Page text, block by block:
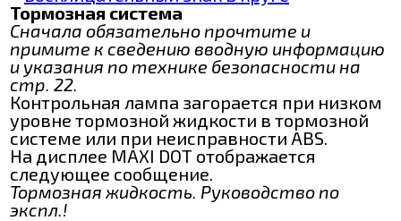
Тормозная система
Сначала обязательно прочтите и
примите к сведению вводную информацию
и указания по технике безопасности на
стр. 22.
Контрольная лампа загорается при низком
уровне тормозной жидкости в тормозной
системе или при неисправности ABS.
На дисплее MAXI DOT отображается
следующее сообщение.
Тормозная жидкость. Руководство по
экспл.!